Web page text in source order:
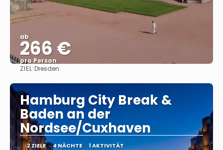
ab
266 €
pro Person
ZIEL:Dresden
Hamburg City Break &
Baden an der
Nordsee/Cuxhaven
2 ZIELE 4 NÄCHTE 1 AKTIVITÄT